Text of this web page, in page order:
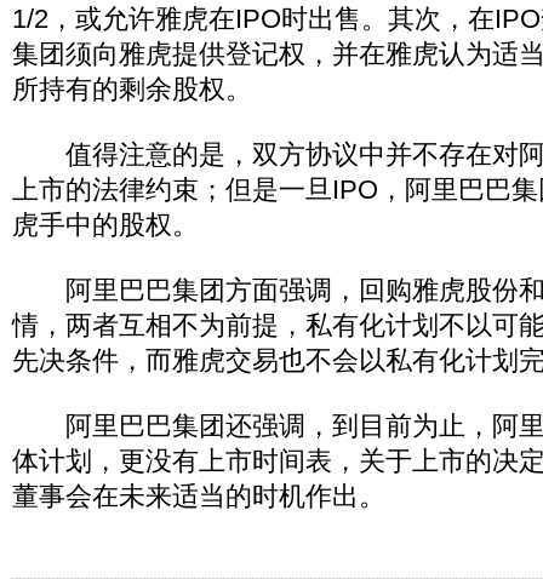
1/2，或允许雅虎在IPO时出售。其次，在
集团须向雅虎提供登记权，并在雅虎认为适
所持有的剩余股权。
值得注意的是，双方协议中并不存在对
上市的法律约束；但是一旦IPO，阿里巴巴
虎手中的股权。
阿里巴巴集团方面强调，回购雅虎股份
情，两者互相不为前提，私有化计划不以可
先决条件，而雅虎交易也不会以私有化计划
阿里巴巴集团还强调，到目前为止，阿
体计划，更没有上市时间表，关于上市的决
董事会在未来适当的时机作出。